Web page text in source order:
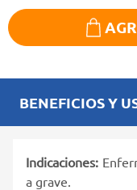
BENEFICIOS Y
Indicaciones:
a grave.